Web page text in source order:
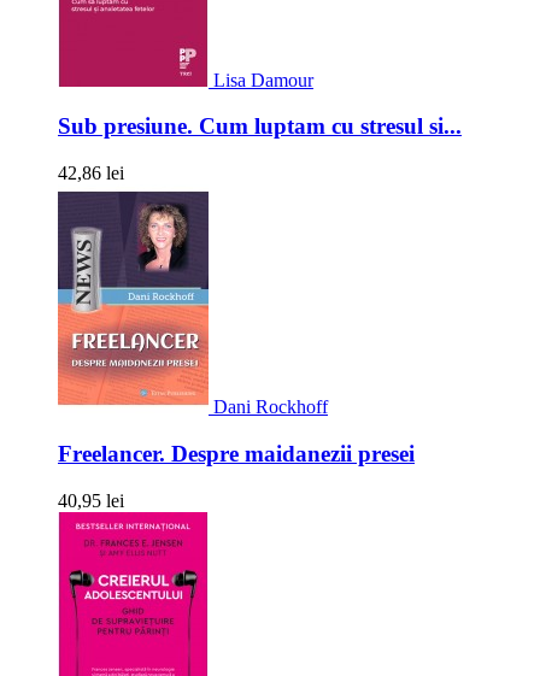
Lisa Damour
Sub presiune. Cum luptam cu stresul si...
42,86 lei
Dani Rockhoff
Freelancer. Despre maidanezii presei
40,95 lei